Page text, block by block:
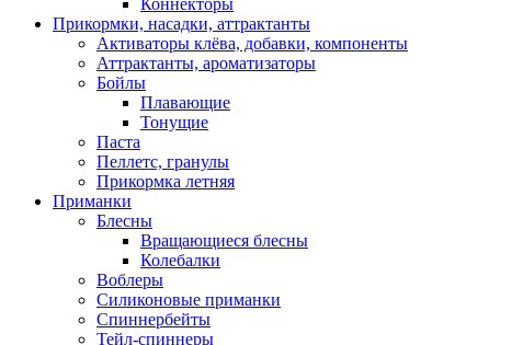
Коннекторы
Прикормки, насадки, аттрактанты
Активаторы клёва, добавки, компоненты
Аттрактанты, ароматизаторы
Бойлы
Плавающие
Тонущие
Паста
Пеллетс, гранулы
Прикормка летняя
Приманки
Блесны
Вращающиеся блесны
Колебалки
Воблеры
Силиконовые приманки
Спиннербейты
Тейл-спиннеры